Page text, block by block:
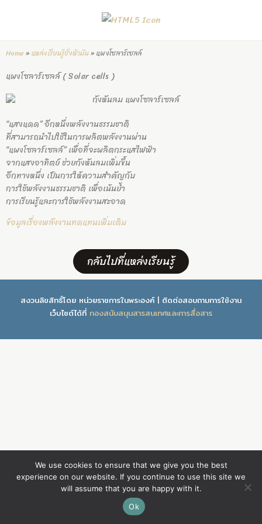
Home»แหล่งเรียนรู้ชั่งหัวมัน»แผงโซลาร์เซลล์
แผงโซลาร์เซลล์ ( Solar cells )
“แสงแดด” อีกหนึ่งพลังงานธรรมชาติ
ที่สามารถนำไปใช้ในการผลิตพลังงานผ่าน
“แผงโซลาร์เซลล์”เพื่อที่จะผลิตกระแสไฟฟ้า
จากแสงอาทิตย์ ช่วยกังหันลมเพิ่มขึ้น
อีกทางหนึ่ง เป็นการให้ความสำคัญกับ
การใช้พลังงานธรรมชาติ เพื่อเน้นย้ำ
การเรียนรู้และการใช้พลังงานสะอาด
ข้อมูลเรื่องพลังงานทดแทนเพิ่มเติม
กลับไปที่แหล่งเรียนรู้
สงวนลิขสิทธิ์โดย หน่วยราชการในพระองค์ | ติดต่อสอบถามการใช้งาน
เว็บไซต์ได้ที่ กองสนับสนุนสารสนเทศและการสื่อสาร
We use cookies to ensure that we give you the best
experience on our website. If you continue to use this site we
will assume that you are happy with it.
Ok